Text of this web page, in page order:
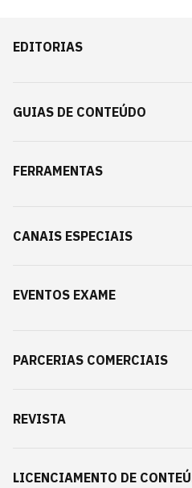
EDITORIAS
GUIAS DE CONTEÚDO
FERRAMENTAS
CANAIS ESPECIAIS
EVENTOS EXAME
PARCERIAS COMERCIAIS
REVISTA
LICENCIAMENTO DE